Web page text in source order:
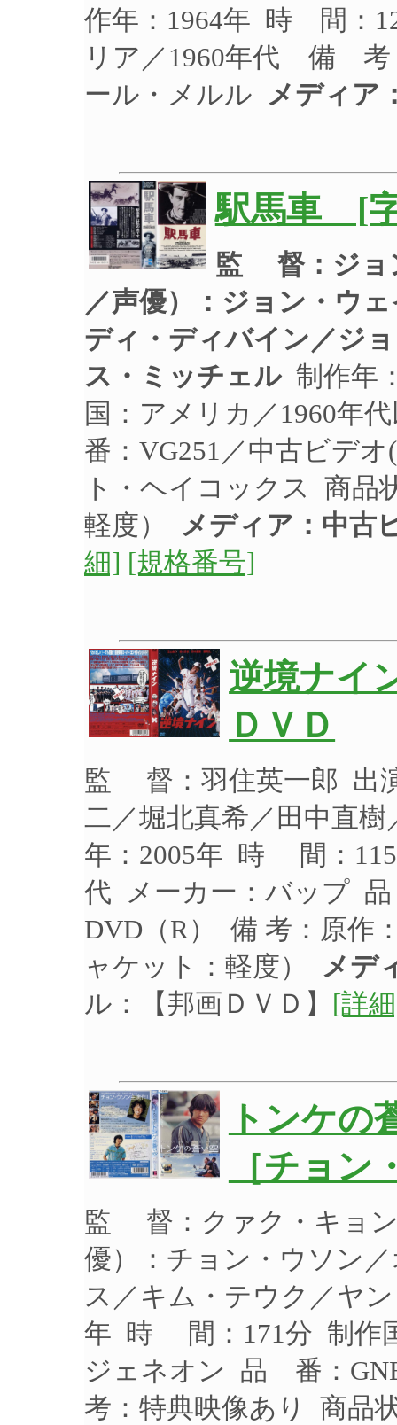
作年：1964年 時 間：
リア／1960年代 備 考
ール・メルル メディア
駅馬車 [
監 督：ジョ
／声優）： ジョン・ウ
ディ・ディバイン／ジ
ス・ミッチェル制作年
国：アメリカ／1960
番：VG251／中古ビデ
ト・ヘイコックス 商品
軽度）
メディア：中古
細] [規格番号]
逆境ナイ
ＤＶＤ
監 督：羽住英一郎 出
二／堀北真希／田中直
年：2005年 時 間：
代 メーカー：バップ
DVD（R） 備 考：原作
ャケット：軽度）
メデ
ル：【邦画ＤＶＤ】 [詳
トンケ
［チョン
監 督：クァク・キョ
優）：チョン・ウソン
ス／キム・テウク／ヤ
年 時 間：171分 制作
ジェネオン 品 番：
考：特典映像あり 商品